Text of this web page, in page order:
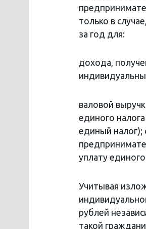
только в
за год для:
дохода,
валовой
единого
единый налог);
уплату
Учитывая
рублей
такой